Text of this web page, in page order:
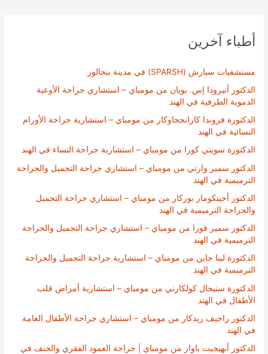
أطباء آخرين
مستشفيات سبارش (SPARSH) في مدينة بنجالور
الدكتور أنيرودا إس. بويان من مومباي – استشاري جراحة الأوعية
الدموية الطرفية في الهند
الدكتورة فروندا كارانججاوكار من مومباي – استشارية جراحة الأورام
النسائية في الهند
الدكتورة سويتي كورا من مومباي – استشارية جراحة النساء في الهند
الدكتور سمير وارتي من مومباي – استشاري جراحة التجميل والجراحة
الترميمية في الهند
الدكتور أجيتكومار بوركار من مومباي – استشاري جراحة التجميل
والجراحة الترميمية في الهند
الدكتور سمير فورا من مومباي – استشاري جراحة التجميل والجراحة
الترميمية في الهند
الدكتورة لينا جاين من مومباي – استشارية جراحة التجميل والجراحة
الترميمية في الهند
الدكتورة سنيحال كولكارني من مومباي – استشارية أمراض قلب
الأطفال في الهند
الدكتور راجيف ريدكار من مومباي – استشاري جراحة الأطفال العامة
في الهند
الدكتور أبهيجيت باوار من مومباي | جراحة العمود الفقري والجنف في